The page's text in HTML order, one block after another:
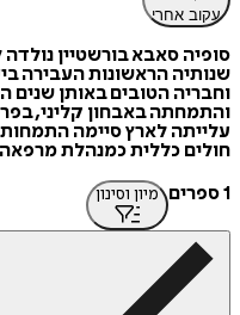
עקוב אחרי
סופיה סאבא בורשטיין
שנותיה הראשונות העבירה
וחבריה הטובים באותן שנים
והתמחתה באבחון קליני,
עלייתה לארץ סיימה
חולים כללית כמנהלת
1 ספרים
מיון וסינון